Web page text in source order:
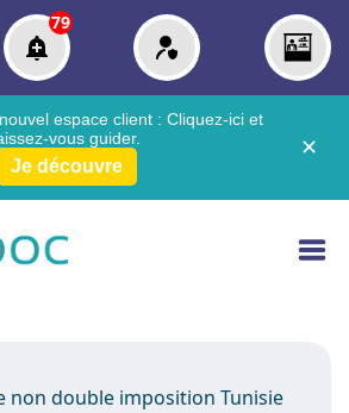
79
espace client : Cliquez-ici et
vous guider.
Je découvre
✕
non double imposition Tunisie